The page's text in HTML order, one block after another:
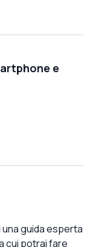
e
guida esperta
cui potrai fare